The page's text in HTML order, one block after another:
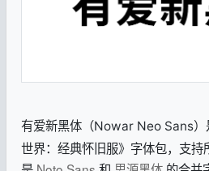
有爱新黑体（Nowar Neo Sans）
世界：经典怀旧服》字体包，支持